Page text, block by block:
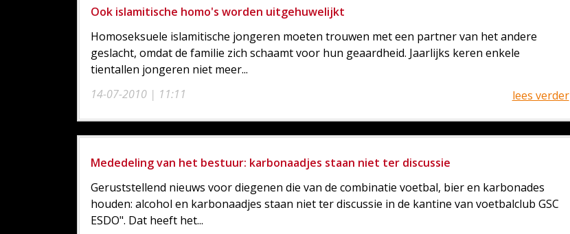
Ook islamitische homo's worden uitgehuwelijkt
14-07-2010 | 11:11
Homoseksuele islamitische jongeren moeten trouwen met een partner van het andere
geslacht, omdat de familie zich schaamt voor hun geaardheid. Jaarlijks keren enkele
tientallen jongeren niet meer...
lees verder
Mededeling van het bestuur: karbonaadjes staan niet ter discussie
Geruststellend nieuws voor diegenen die van de combinatie voetbal, bier en karbonades
houden: alcohol en karbonaadjes staan niet ter discussie in de kantine van voetbalclub GSC
ESDO". Dat heeft het...